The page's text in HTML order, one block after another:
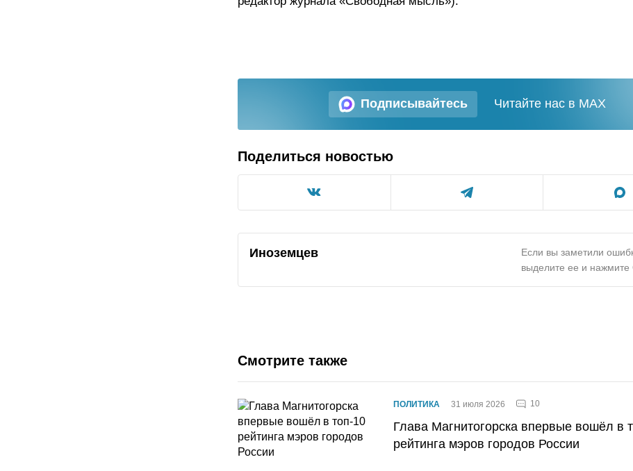
Подписывайтесь Читайте нас в MAX
Поделиться новостью
Иноземцев
Если вы заметили
выделите ее и нажмите
Смотрите также
ПОЛИТИКА 31 июля 2026 10
Глава Магнитогорска впервые вошёл в
рейтинга мэров городов России